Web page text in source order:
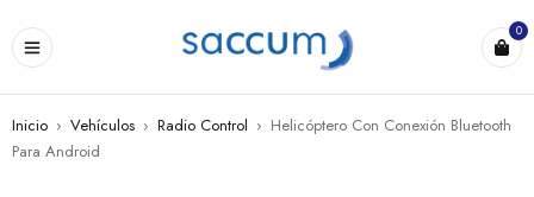
0
Inicio › Vehículos › Radio Control › Helicóptero Con Conexión Bluetooth
Para Android